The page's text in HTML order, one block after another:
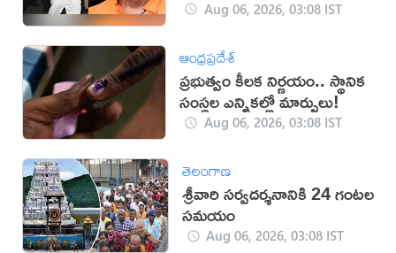
కుమారుడు
Aug 06, 2026, 03:08 IST
ఆంధ్రప్రదేశ్
ప్రభుత్వం కీలక నిర్ణయం.. స్థానిక
సంస్థల ఎన్నికల్లో మార్పులు!
Aug 06, 2026, 03:08 IST
తెలంగాణ
శ్రీవారి సర్వదర్శనానికి 24 గంటల
సమయం
Aug 06, 2026, 03:08 IST